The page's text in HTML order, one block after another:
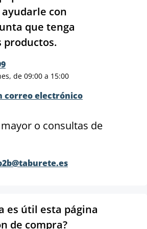
con
que tenga
productos.
de 09:00 a 15:00
correo electrónico
o consultas de
es útil esta página
de compra?